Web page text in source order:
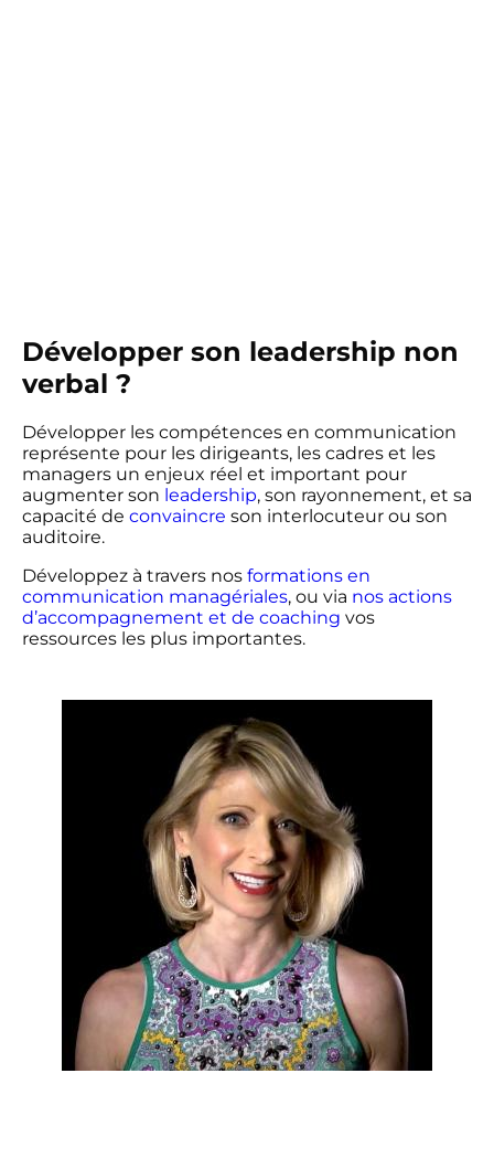
Développer son leadership non
verbal ?
Développer les compétences en communication
représente pour les dirigeants, les cadres et les
managers un enjeux réel et important pour
augmenter son leadership, son rayonnement, et sa
capacité de convaincre son interlocuteur ou son
auditoire.
Développez à travers nos formations en
communication managériales, ou via nos actions
d’accompagnement et de coaching vos
ressources les plus importantes.